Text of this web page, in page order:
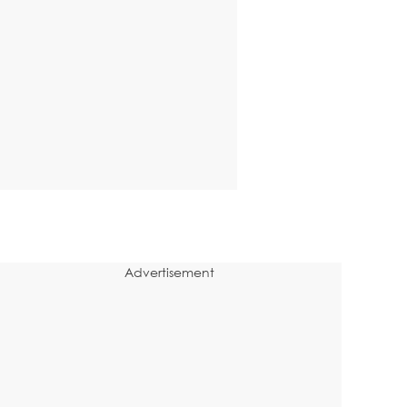
Advertisement